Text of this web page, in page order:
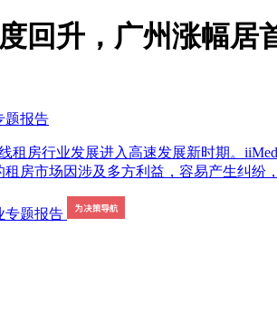
回升，广州涨幅居
题报告
房行业发展进入高速发展新时期。
房市场因涉及多方利益，容易产生纠纷，